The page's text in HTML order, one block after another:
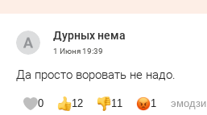
Дурных нема
1 Июня19:39
Да просто воровать не надо.
0 12 11 1 эмодзи